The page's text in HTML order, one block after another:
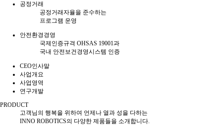
공정거래
공정거래자율을 준수하는
프로그램 운영
안전환경경영
국제인증규격 OHSAS 19001과
국내 안전보건경영시스템 인증
CEO인사말
사업개요
사업영역
연구개발
PRODUCT
고객님의 행복을 위하여 언제나 열과 성을 다하는
INNO ROBOTICS의 다양한 제품들을 소개합니다.